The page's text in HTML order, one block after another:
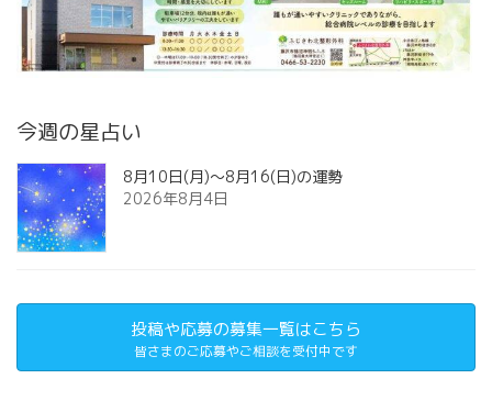
今週の星占い
8月10日(月)～8月16(日)の運勢
2026年8月4日
投稿や応募の募集一覧はこちら
皆さまのご応募やご相談を受付中です